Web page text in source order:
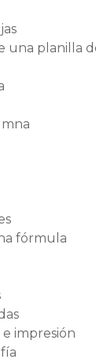
una planilla
fórmula
impresión